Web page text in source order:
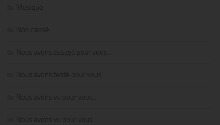
Musique
Non classé
Nous avons essayé pour vous…
Nous avons testé pour vous…
Nous avons vu pour vous…
Nous avons vu pour vous…